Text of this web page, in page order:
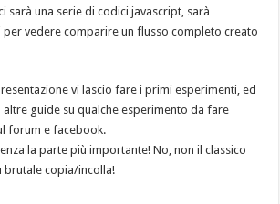
sarà una serie di codici javascript, sarà
vedere comparire un flusso completo creato
vi lascio fare i primi esperimenti, ed
guide su qualche esperimento da fare
forum e facebook.
la parte più importante! No, non il classico
brutale copia/incolla!